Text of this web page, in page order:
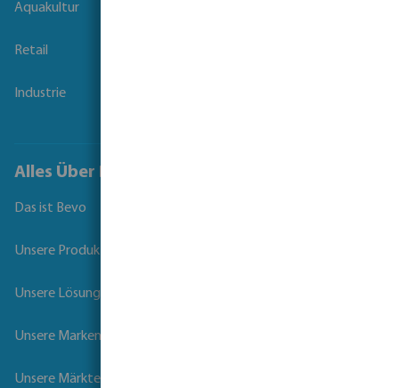
Aquakultur
Retail
Industrie
Alles Über Bevo
Das ist Bevo
Unsere Produkte
Unsere Lösungen
Unsere Marken
Unsere Märkte